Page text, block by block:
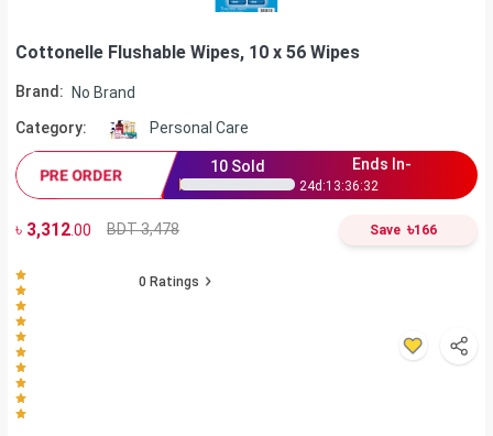
Cottonelle Flushable Wipes, 10 x 56 Wipes
Brand: No Brand
Category: Personal Care
PRE ORDER 10Sold Ends In-
24d:13:36:31
৳ 3,312.00 BDT 3,478 Save ৳166
0 Ratings